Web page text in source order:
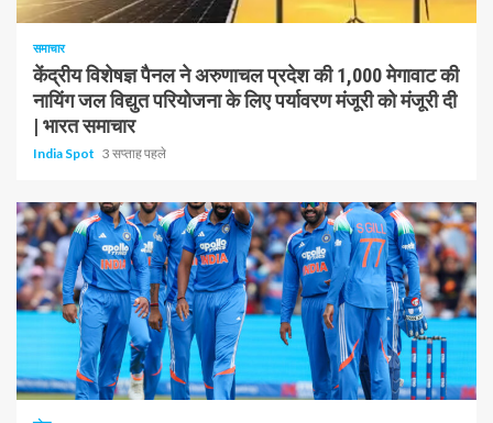
समाचार
केंद्रीय विशेषज्ञ पैनल ने अरुणाचल प्रदेश की 1,000 मेगावाट की
नायिंग जल विद्युत परियोजना के लिए पर्यावरण मंजूरी को मंजूरी दी
| भारत समाचार
India Spot 3 सप्ताह पहले
1 न्यूनतम पढ़ा